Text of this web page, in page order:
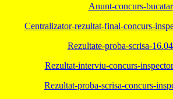
Anunt-concurs-bucatar
Centralizator-rezultat-final-concurs-
Rezultate-proba-scrisa-
Rezultat-interviu-concurs-
Rezultat-proba-scrisa-concurs-